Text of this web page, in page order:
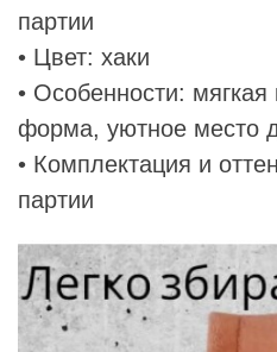
партии
• Цвет: хаки
• Особенности:
форма, уютное место
• Комплектация и
партии